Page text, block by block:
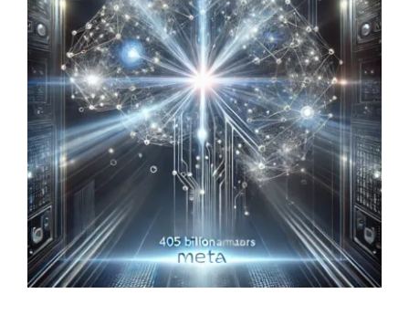
Entreprises
Automatisation IA
Villes
Livres
Blog